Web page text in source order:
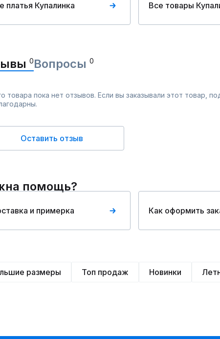
платья Купалинка Все товары
0Вопросы 0
товара пока нет отзывов. Если вы заказывали этот товар,
Оставить отзыв
помощь?
и примерка Как оформить
размеры Топ продаж Новинки